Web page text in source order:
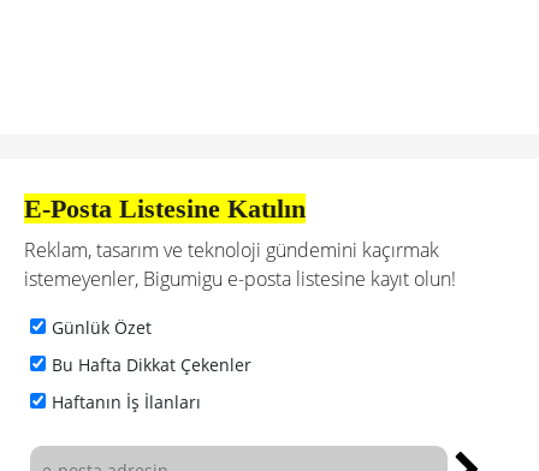
E-Posta Listesine Katılın
Reklam, tasarım ve teknoloji gündemini kaçırmak
istemeyenler, Bigumigu e-posta listesine kayıt olun!
Günlük Özet
Bu Hafta Dikkat Çekenler
Haftanın İş İlanları